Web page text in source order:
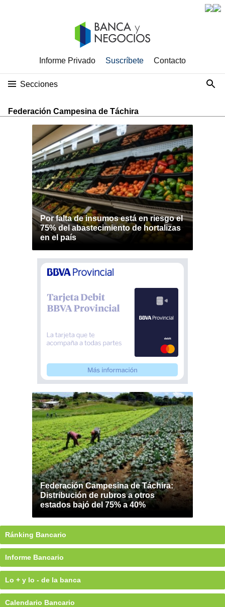
Informe Privado Suscríbete Contacto
Secciones
Federación Campesina de Táchira
Por falta de insumos está en riesgo el
75% del abastecimiento de hortalizas
en el país
Federación Campesina de Táchira:
Distribución de rubros a otros
estados bajó del 75% a 40%
Ránking Bancario
Informe Bancario
Lo + y lo - de la banca
Calendario Bancario